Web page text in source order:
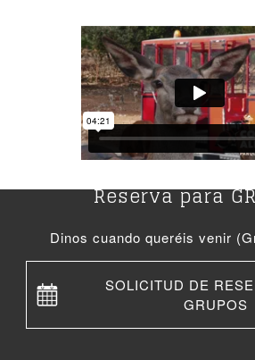
Reserva para
Dinos cuando queréis venir
SOLICITUD DE
GRUPOS